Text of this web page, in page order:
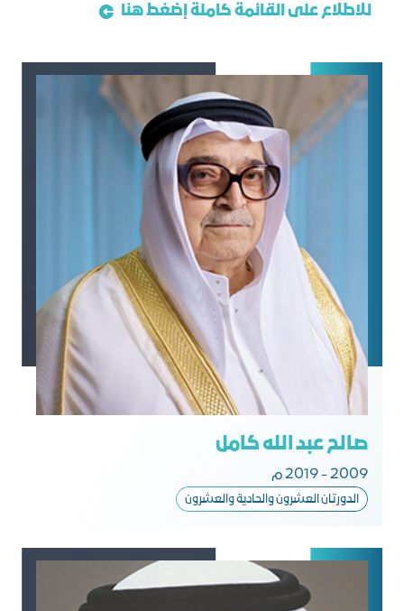
للاطلاع على القائمة كاملة إضغط هنا
صالح عبد الله كامل
2009 - 2019 م
الدورتان العشرون والحادية والعشرون